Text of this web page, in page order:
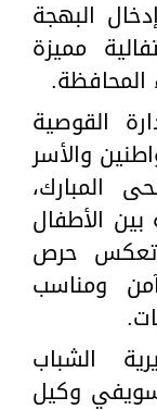
البهجة
مميزة
المحافظة.
القوصية
والأسر
المبارك،
الأطفال
تعكس حرص
ومناسب
الشباب
سويفي وكيل